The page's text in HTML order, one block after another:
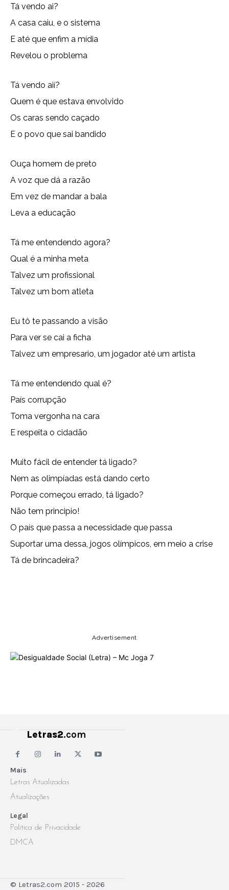
Tá vendo ai?
A casa caiu, e o sistema
E até que enfim a mídia
Revelou o problema
Tá vendo aií?
Quem é que estava envolvido
Os caras sendo caçado
E o povo que sai bandido
Ouça homem de preto
A voz que dá a razão
Em vez de mandar a bala
Leva a educação
Tá me entendendo agora?
Qual é a minha meta
Talvez um profissional
Talvez um bom atleta
Eu tô te passando a visão
Para ver se cai a ficha
Talvez um empresario, um jogador até um artista
Tá me entendendo qual é?
País corrupção
Toma vergonha na cara
E respeita o cidadão
Muito fácil de entender tá ligado?
Nem as olimpíadas está dando certo
Porque começou errado, tá ligado?
Não tem principio!
O país que passa a necessidade que passa
Suportar uma dessa, jogos olímpicos, em meio a crise
Tá de brincadeira?
Advertisement
Mais
Letras Atualizadas
Atualizações
Legal
Politica de Privacidade
DMCA
Letras2.com
© Letras2.com 2015 - 2026